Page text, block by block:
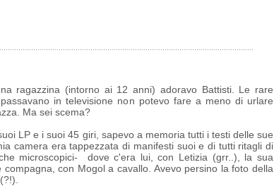
ragazzina (intorno ai 12 anni) adoravo Battisti. Le rare
in televisione non potevo fare a meno di urlare
Ma sei scema?
LP e i suoi 45 giri, sapevo a memoria tutti i testi delle sue
camera era tappezzata di manifesti suoi e di tutti ritagli di
microscopici- dove c'era lui, con Letizia (grr..), la sua
compagna, con Mogol a cavallo. Avevo persino la foto della